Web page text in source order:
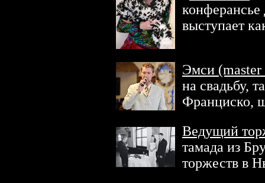
выступает
Эмси
на свадьбу,
Франциско,
Ведущий
тамада из
торжеств в